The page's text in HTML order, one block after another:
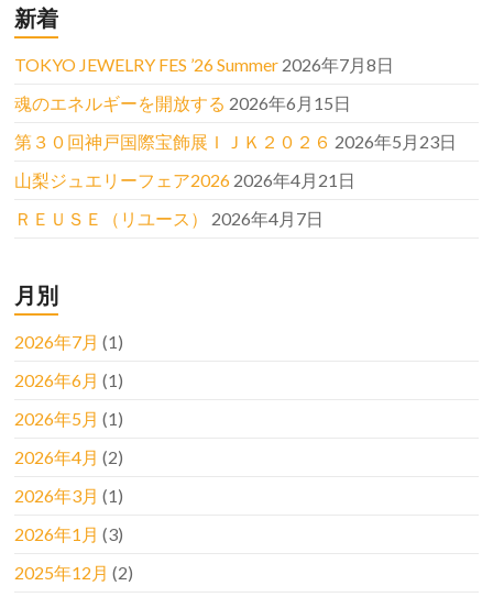
新着
TOKYO JEWELRY FES ’26 Summer 2026年7月8日
魂のエネルギーを開放する 2026年6月15日
第３０回神戸国際宝飾展ＩＪＫ２０２６ 2026年5月23日
山梨ジュエリーフェア2026 2026年4月21日
ＲＥＵＳＥ（リユース）
2026年4月7日
月別
2026年7月 (1)
2026年6月 (1)
2026年5月 (1)
2026年4月 (2)
2026年3月 (1)
2026年1月 (3)
2025年12月 (2)